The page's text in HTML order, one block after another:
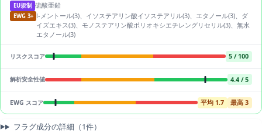
EU規制 硫酸亜鉛
EWG 3+ l-メントール(3)、イソステアリン酸イソステアリル(3)、エタノール(3)、ダ
イズエキス(3)、モノステアリン酸ポリオキシエチレングリセリル(3)、無水
エタノール(3)
リスクスコア 5 / 100
解析安全性値 4.4 / 5
EWG スコア 平均 1.7 最高 3
フラグ成分の詳細（1件）